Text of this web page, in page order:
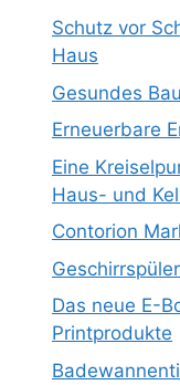
Schutz vor
Haus
Gesundes
Erneuerbare
Eine
Haus- und
Contorion
Das neue E-
Printprodukte